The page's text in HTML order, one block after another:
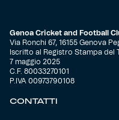
Genoa Cricket and Football
Via Ronchi 67, 16155 Genova
Iscritto al Registro Stampa del
7 maggio 2025
C.F. 80033270101
P.IVA 00973790108
CONTATTI